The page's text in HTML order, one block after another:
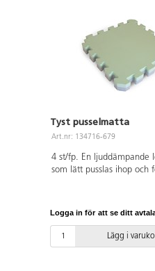
Tyst pusselmatta
Art.nr: 134716-679
4 st/fp. En ljuddämpande
som lätt pusslas ihop och
ingår 2 kantlister per
EVA.
Logga in för att se ditt
Lägg i